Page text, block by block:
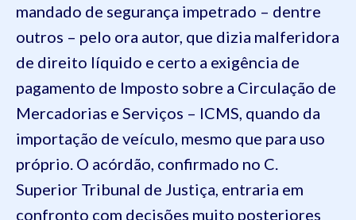
mandado de segurança impetrado – dentre
outros – pelo ora autor, que dizia malferidora
de direito líquido e certo a exigência de
pagamento de Imposto sobre a Circulação de
Mercadorias e Serviços – ICMS, quando da
importação de veículo, mesmo que para uso
próprio. O acórdão, confirmado no C.
Superior Tribunal de Justiça, entraria em
confronto com decisões muito posteriores